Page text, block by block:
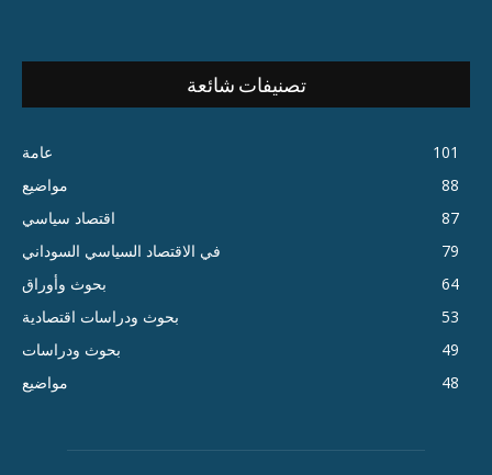
تصنيفات شائعة
عامة
101
مواضيع
88
اقتصاد سياسي
87
في الاقتصاد السياسي السوداني
79
بحوث وأوراق
64
بحوث ودراسات اقتصادية
53
بحوث ودراسات
49
مواضيع
48